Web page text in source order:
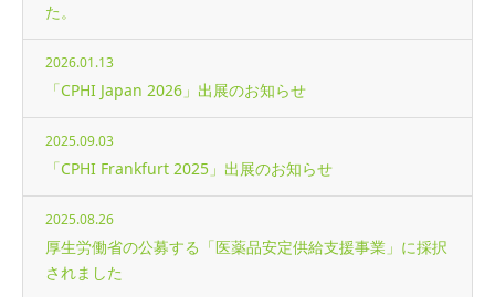
た。
2026.01.13
「CPHI Japan 2026」出展のお知らせ
2025.09.03
「CPHI Frankfurt 2025」出展のお知らせ
2025.08.26
厚生労働省の公募する「医薬品安定供給支援事業」に採択
されました